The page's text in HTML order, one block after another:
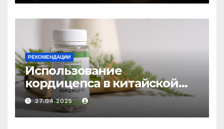
РЕКОМЕНДАЦИИ
Использование
кордицепса в китайской
медицине: природное
средство против усталости
и истощения
27.04.2025